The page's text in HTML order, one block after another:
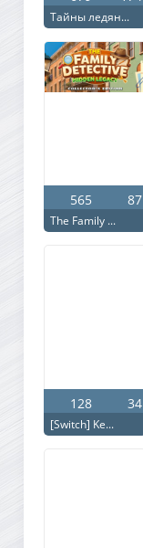
Тайны ледян...
565 87
The Family ...
128 34
[Switch] Ke...